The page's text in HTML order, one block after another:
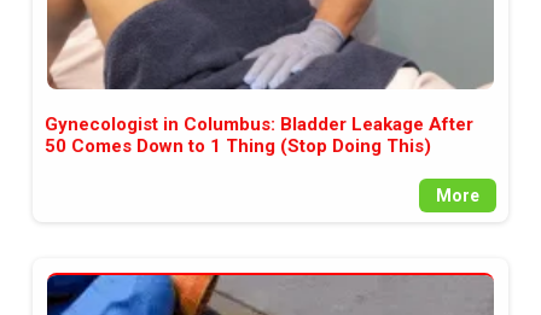
Gynecologist in Columbus: Bladder Leakage After
50 Comes Down to 1 Thing (Stop Doing This)
More